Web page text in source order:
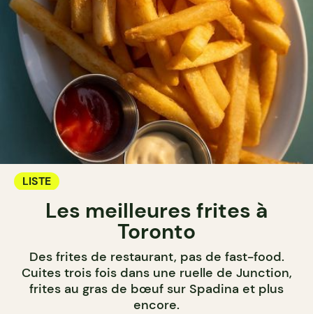
LISTE
Les meilleures frites à
Toronto
Des frites de restaurant, pas de fast-food.
Cuites trois fois dans une ruelle de Junction,
frites au gras de bœuf sur Spadina et plus
encore.